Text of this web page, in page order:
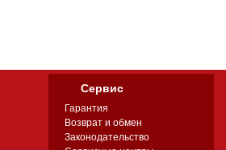
Сервис
Гарантия
Возврат и обмен
Законодательство